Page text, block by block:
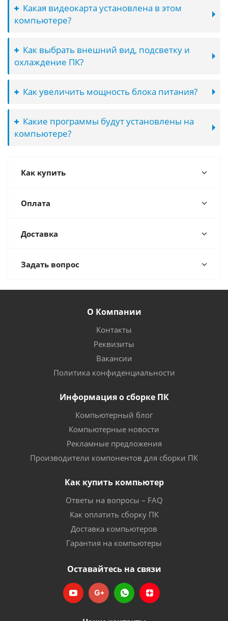
Какая видеокарта установлена в этом
компьютере?
Как выбрать внешний вид, подсветку и
охлаждение ПК?
Как увеличить мощность блока питания?
Какие программы будут установлены на
компьютере?
Как купить
Оплата
Доставка
Задать вопрос
О Компании
Контакты
Реквизиты
Вакансии
Политика конфиденциальности
Информация о сборке ПК
Компьютерный блог
Компьютерные новости
Рекламные предложения
Производители компонентов для сборки ПК
Как купить компьютер
Ответы на вопросы – FAQ
Как оплатить сборку ПК
Доставка компьютеров
Гарантия на компьютеры
Оставайтесь на связи